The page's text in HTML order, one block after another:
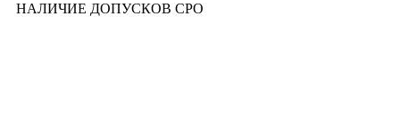
НАЛИЧИЕ ДОПУСКОВ СРО